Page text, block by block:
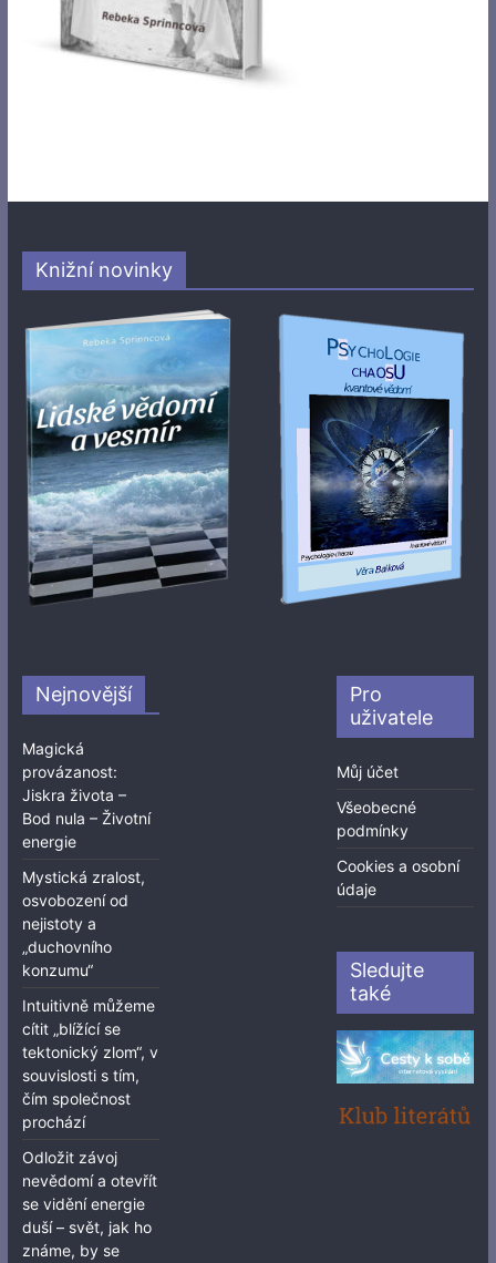
Knižní novinky
Nejnovější
Magická
provázanost:
Jiskra života –
Bod nula – Životní
energie
Mystická zralost,
osvobození od
nejistoty a
„duchovního
konzumu“
Intuitivně můžeme
cítit „blížící se
tektonický zlom“, v
souvislosti s tím,
čím společnost
prochází
Odložit závoj
nevědomí a otevřít
se vidění energie
duší – svět, jak ho
známe, by se
Pro
uživatele
Můj účet
Všeobecné
podmínky
Cookies a osobní
údaje
Sledujte
také